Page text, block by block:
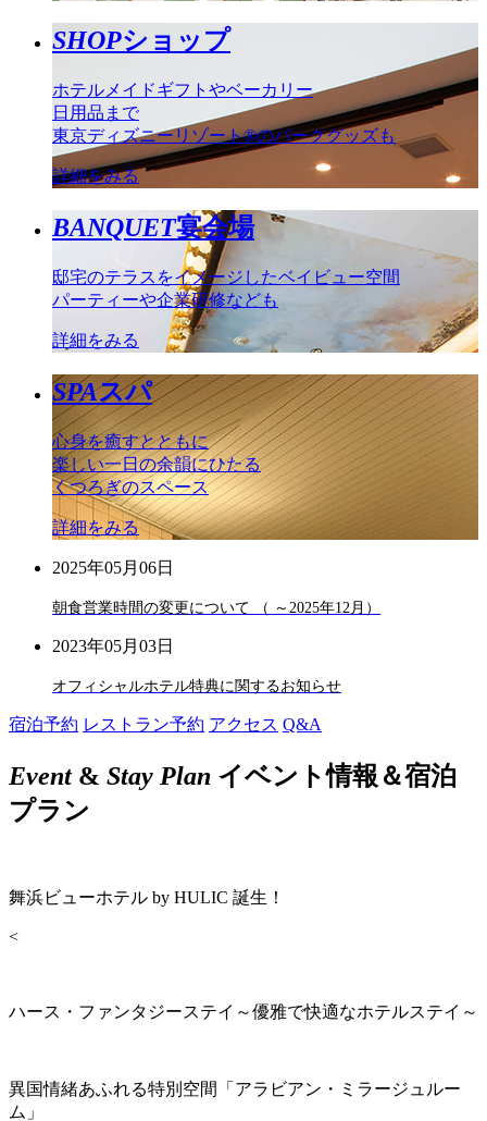
SHOPショップ
ホテルメイドギフトやベーカリー
日用品まで
東京ディズニーリゾート®のパークグッズも
詳細をみる
BANQUET宴会場
邸宅のテラスをイメージしたベイビュー空間
パーティーや企業研修なども
詳細をみる
SPAスパ
心身を癒すとともに
楽しい一日の余韻にひたる
くつろぎのスペース
詳細をみる
2025年05月06日
朝食営業時間の変更について （ ～2025年12月）
2023年05月03日
オフィシャルホテル特典に関するお知らせ
宿泊予約 レストラン予約 アクセス Q&A
Event& Stay Plan イベント情報＆宿泊
プラン
舞浜ビューホテル by HULIC 誕生！
<
ハース・ファンタジーステイ～優雅で快適なホテルステイ～
異国情緒あふれる特別空間「アラビアン・ミラージュルー
ム」